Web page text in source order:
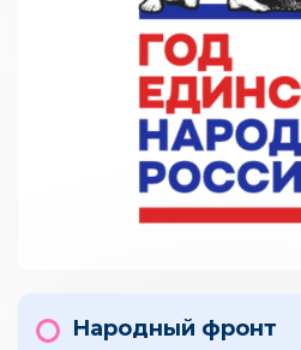
Народный фронт